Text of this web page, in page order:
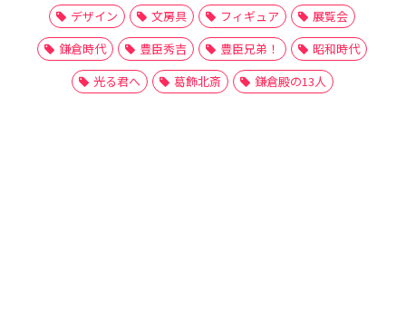
デザイン
文房具 フィギュア
展覧会
鎌倉時代
豊臣秀吉 豊臣兄弟！
昭和時代
光る君へ
葛飾北斎 鎌倉殿の13人